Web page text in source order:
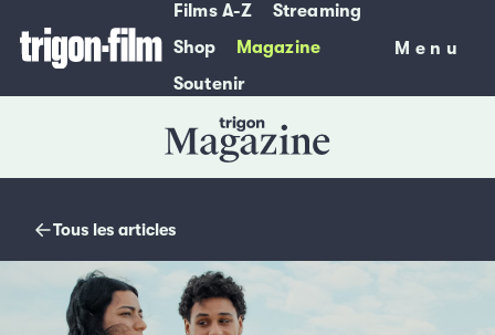
Films A-Z
Streaming
Shop
Magazine
Soutenir
Menu
Menu
Magazine
Tous les articles